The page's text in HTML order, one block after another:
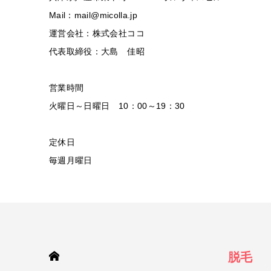
Mail：mail@micolla.jp
運営会社：株式会社ココ
代表取締役：大島 佳昭
営業時間
火曜日～日曜日 10：00～19：30
定休日
毎週月曜日
脱毛